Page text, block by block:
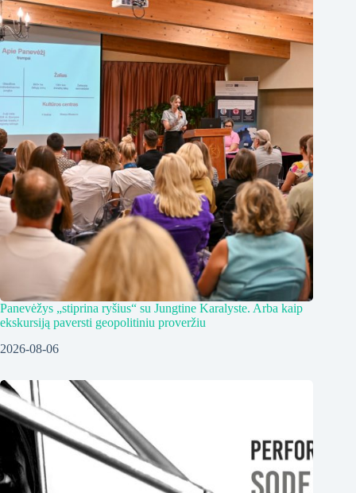
Panevėžys „stiprina ryšius“ su Jungtine Karalyste. Arba kaip
ekskursiją paversti geopolitiniu proveržiu
2026-08-06